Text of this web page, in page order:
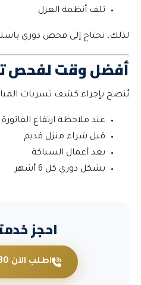
تلف أنظمة العزل
لذلك، تحتاج إلى فحص دوري
أفضل وقت لفحص
يُنصح بإجراء كشف تسربات المياه
عند ملاحظة ارتفاع الفاتورة
قبل شراء منزل قديم
بعد أعمال السباكة
بشكل دوري كل 6 أشهر
احجز
اطلب الآن 0507029030